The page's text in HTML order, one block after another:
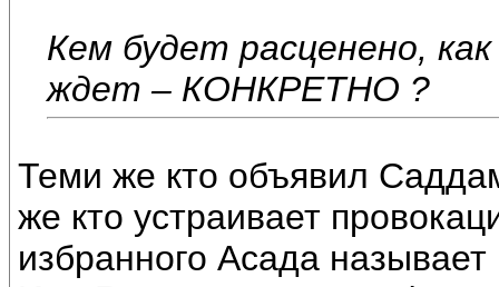
Кем будет расценено,
ждет – КОНКРЕТНО ?
Теми же кто объявил
же кто устраивает
избранного Асада